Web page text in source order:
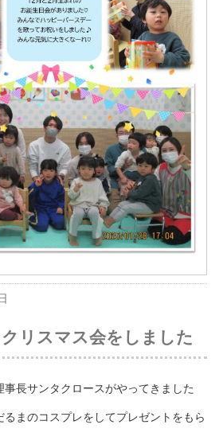
リスマス会をしました
長サンタクロースがやってきました
まのコスプレをしてプレゼントをもら